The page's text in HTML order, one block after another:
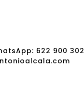
622 900 302